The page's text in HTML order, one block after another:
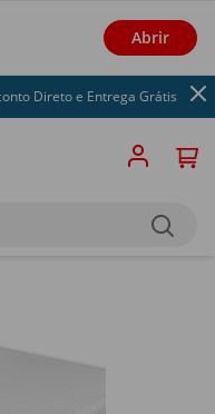
Abrir
Direto e Entrega Grátis